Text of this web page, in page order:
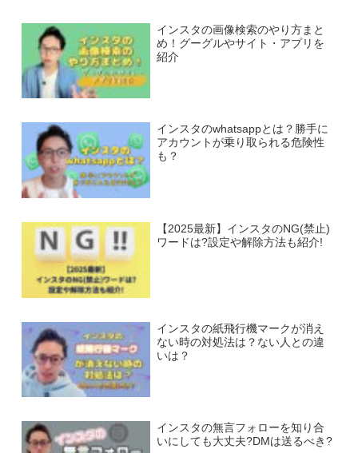
インスタの画像検索のやり方まと
め！グーグルやサイト・アプリを
紹介
インスタのwhatsappとは？勝手に
アカウントが乗り取られる危険性
も？
【2025最新】インスタのNG(禁止)
ワードは?設定や解除方法も紹介!
インスタの紙飛行機マークが消え
ない時の対処法は？ない人との違
いは？
インスタの無言フォローを知り合
いにしても大丈夫?DMは送るべき?